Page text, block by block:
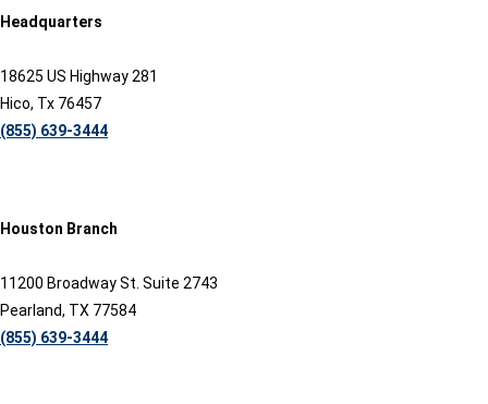
Headquarters
18625 US Highway 281
Hico, Tx 76457
(855) 639-3444
Houston Branch
11200 Broadway St. Suite 2743
Pearland, TX 77584
(855) 639-3444